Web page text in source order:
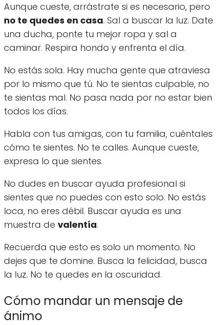
Aunque cueste, arrástrate si es necesario, pero
no te quedes en casa. Sal a buscar la luz. Date
una ducha, ponte tu mejor ropa y sal a
caminar. Respira hondo y enfrenta el día.
No estás sola. Hay mucha gente que atraviesa
por lo mismo que tú. No te sientas culpable, no
te sientas mal. No pasa nada por no estar bien
todos los días.
Habla con tus amigas, con tu familia, cuéntales
cómo te sientes. No te calles. Aunque cueste,
expresa lo que sientes.
No dudes en buscar ayuda profesional si
sientes que no puedes con esto solo. No estás
loca, no eres débil. Buscar ayuda es una
muestra de valentía.
Recuerda que esto es solo un momento. No
dejes que te domine. Busca la felicidad, busca
la luz. No te quedes en la oscuridad.
Cómo mandar un mensaje de
ánimo